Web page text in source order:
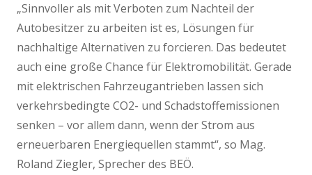
„Sinnvoller als mit Verboten zum Nachteil der
Autobesitzer zu arbeiten ist es, Lösungen für
nachhaltige Alternativen zu forcieren. Das bedeutet
auch eine große Chance für Elektromobilität. Gerade
mit elektrischen Fahrzeugantrieben lassen sich
verkehrsbedingte CO2- und Schadstoffemissionen
senken – vor allem dann, wenn der Strom aus
erneuerbaren Energiequellen stammt“, so Mag.
Roland Ziegler, Sprecher des BEÖ.